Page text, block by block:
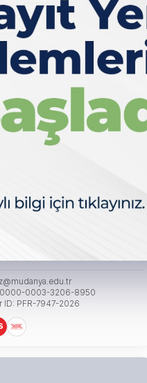
0000-0003-3206-8950
ID: PFR-7947-2026